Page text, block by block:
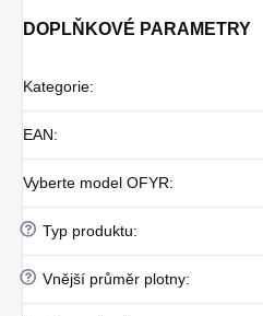
DOPLŇKOVÉ PARAMETRY
Kategorie:
EAN:
Vyberte model OFYR:
? Typ produktu:
? Vnější průměr plotny: